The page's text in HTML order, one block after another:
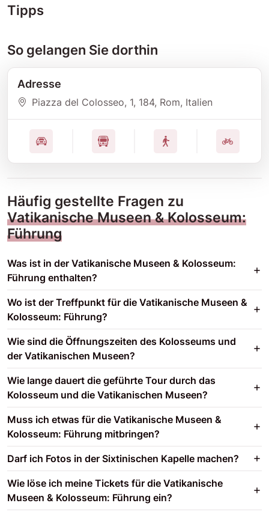
Tipps
So gelangen Sie dorthin
Adresse
Piazza del Colosseo, 1, 184, Rom, Italien
Häufig gestellte Fragen zu
Vatikanische Museen & Kolosseum:
Führung
Was ist in der Vatikanische Museen & Kolosseum:
Führung enthalten?
Wo ist der Treffpunkt für die Vatikanische Museen &
Kolosseum: Führung?
Wie sind die Öffnungszeiten des Kolosseums und
der Vatikanischen Museen?
Wie lange dauert die geführte Tour durch das
Kolosseum und die Vatikanischen Museen?
Muss ich etwas für die Vatikanische Museen &
Kolosseum: Führung mitbringen?
Darf ich Fotos in der Sixtinischen Kapelle machen?
Wie löse ich meine Tickets für die Vatikanische
Museen & Kolosseum: Führung ein?